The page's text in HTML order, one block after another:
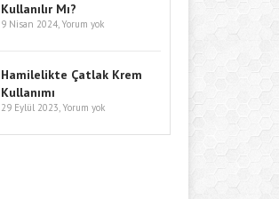
Kullanılır Mı?
9 Nisan 2024, Yorum yok
Hamilelikte Çatlak Krem
Kullanımı
29 Eylül 2023, Yorum yok